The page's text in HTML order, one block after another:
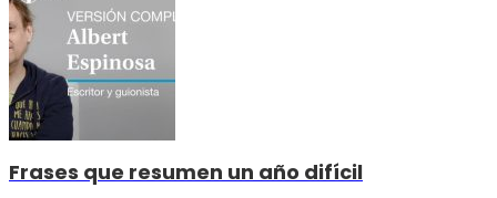
Frases que resumen un año difícil